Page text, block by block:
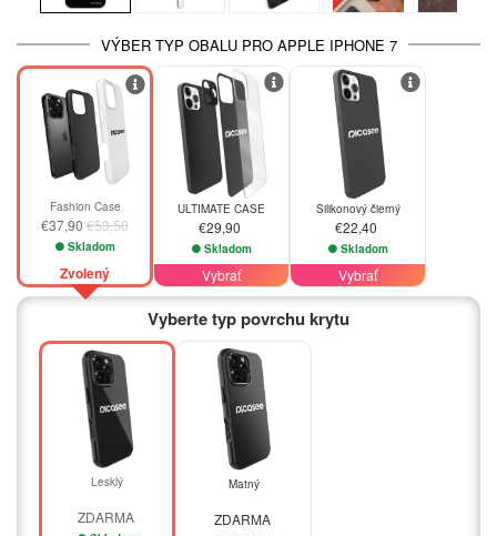
VÝBER TYP OBALU PRO APPLE IPHONE 7
-29%
Fashion Case
€37,90 €53,50
Skladom
Zvolený
ULTIMATE CASE
€29,90
Skladom
Vybrať
Silikonový čierný
€22,40
Skladom
Vybrať
Vyberte typ povrchu krytu
Lesklý
ZDARMA
Matný
ZDARMA